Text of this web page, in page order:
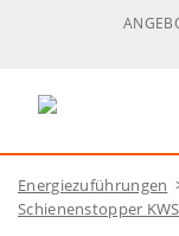
Energiezuführungen
Schienenstopper